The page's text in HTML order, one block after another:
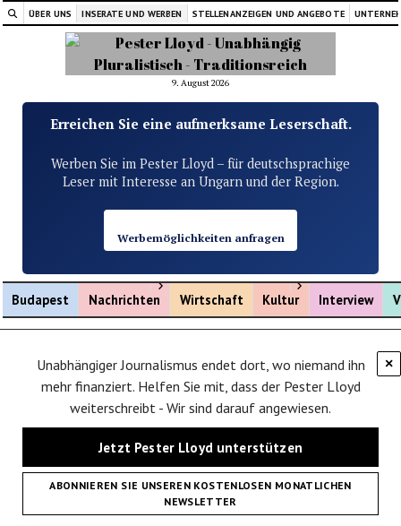
ÜBER UNS INSERATE UND WERBEN STELLENANZEIGEN UND ANGEBOTE
9. August 2026
Erreichen Sie eine aufmerksame Leserschaft.
Werben Sie im Pester Lloyd – für deutschsprachige
Leser mit Interesse an Ungarn und der Region.
Werbemöglichkeiten anfragen
Budapest Nachrichten
Menü öffnen
Wirtschaft Kultur
Menü öffnen
Interview
×
Unabhängiger Journalismus endet dort, wo niemand ihn
mehr finanziert. Helfen Sie mit, dass der Pester Lloyd
weiterschreibt - Wir sind darauf angewiesen.
Jetzt Pester Lloyd unterstützen
ABONNIEREN SIE UNSEREN KOSTENLOSEN MONATLICHEN
NEWSLETTER